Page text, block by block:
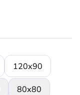
120х90
80х80